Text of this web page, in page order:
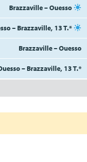
Brazzaville – Ouesso
– Brazzaville, 13 T.*
Brazzaville – Ouesso
– Brazzaville, 13 T.*